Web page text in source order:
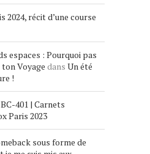
2024, récit d’une course
espaces : Pourquoi pas
ton Voyage dans Un été
!
401 | Carnets
Paris 2023
sous forme de